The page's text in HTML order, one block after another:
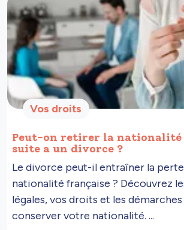
Vos droits
Peut-on retirer la nationalité
suite a un divorce ?
Le divorce peut-il entraîner la
nationalité française ? Découvrez
légales, vos droits et les
conserver votre nationalité. ...